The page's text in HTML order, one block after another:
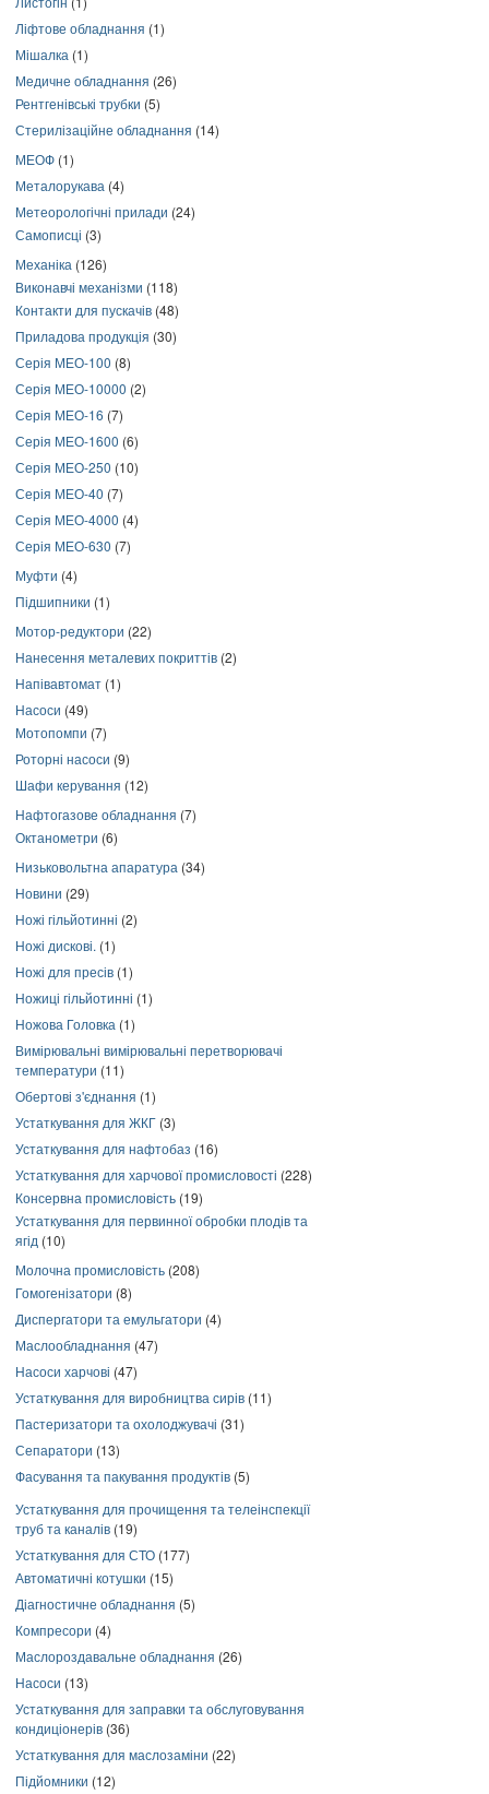
Ліфтове обладнання (1)
Мішалка (1)
Медичне обладнання (26)
Рентгенівські трубки (5)
Стерилізаційне обладнання (14)
МЕОФ (1)
Металорукава (4)
Метеорологічні прилади (24)
Самописці (3)
Механіка (126)
Виконавчі механізми (118)
Контакти для пускачів (48)
Приладова продукція (30)
Серія МЕО-100 (8)
Серія МЕО-10000 (2)
Серія МЕО-16 (7)
Серія МЕО-1600 (6)
Серія МЕО-250 (10)
Серія МЕО-40 (7)
Серія МЕО-4000 (4)
Серія МЕО-630 (7)
Муфти (4)
Підшипники (1)
Мотор-редуктори (22)
Нанесення металевих покриттів (2)
Напівавтомат (1)
Насоси (49)
Мотопомпи (7)
Роторні насоси (9)
Шафи керування (12)
Нафтогазове обладнання (7)
Октанометри (6)
Низьковольтна апаратура (34)
Новини (29)
Ножі гільйотинні (2)
Ножі дискові. (1)
Ножі для пресів (1)
Ножиці гільйотинні (1)
Ножова Головка (1)
Вимірювальні вимірювальні перетворювачі
температури (11)
Обертові з'єднання (1)
Устаткування для ЖКГ (3)
Устаткування для нафтобаз (16)
Устаткування для харчової промисловості (228)
Консервна промисловість (19)
Устаткування для первинної обробки плодів та
ягід (10)
Молочна промисловість (208)
Гомогенізатори (8)
Диспергатори та емульгатори (4)
Маслообладнання (47)
Насоси харчові (47)
Устаткування для виробництва сирів (11)
Пастеризатори та охолоджувачі (31)
Сепаратори (13)
Фасування та пакування продуктів (5)
Устаткування для прочищення та телеінспекції
труб та каналів (19)
Устаткування для СТО (177)
Автоматичні котушки (15)
Діагностичне обладнання (5)
Компресори (4)
Маслороздавальне обладнання (26)
Насоси (13)
Устаткування для заправки та обслуговування
кондиціонерів (36)
Устаткування для маслозаміни (22)
Підйомники (12)